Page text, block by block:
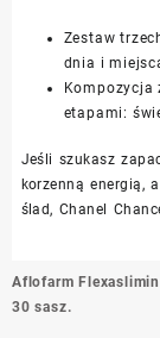
Zestaw
dnia i
Kompozycja
etapami:
Jeśli szukasz
korzenną energią,
ślad, Chanel
Nawigacja
wpisu
Aflofarm Flexaslimin
30 sasz.